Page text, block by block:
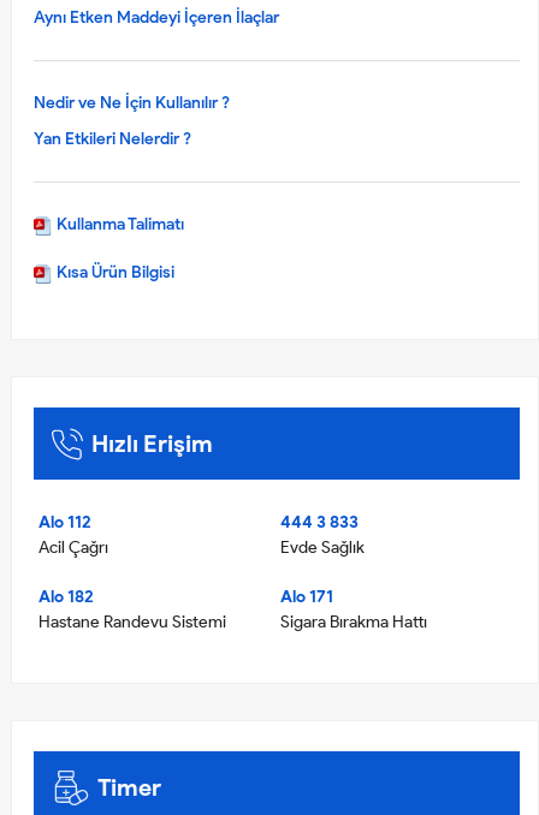
Aynı Etken Maddeyi İçeren İlaçlar
Nedir ve Ne İçin Kullanılır ?
Yan Etkileri Nelerdir ?
Kullanma Talimatı
Kısa Ürün Bilgisi
Hızlı Erişim
Alo 112
Acil Çağrı
444 3 833
Evde Sağlık
Alo 182
Hastane Randevu Sistemi
Alo 171
Sigara Bırakma Hattı
Timer